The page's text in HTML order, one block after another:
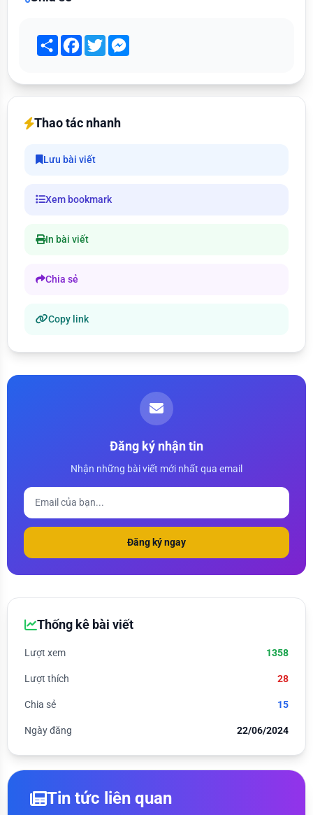
Share Facebook
Twitter
Thao tác nhanh
Lưu bài viết
Xem bookmark
In bài viết
Chia sẻ
Copy link
Đăng ký nhận tin
Nhận những bài viết mới nhất qua email
Đăng ký ngay
Thống kê bài viết
Lượt xem 1358
Lượt thích 28
Chia sẻ 15
Ngày đăng 22/06/2024
Tin tức liên quan